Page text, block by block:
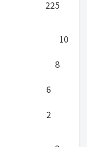
225
10
8
6
2